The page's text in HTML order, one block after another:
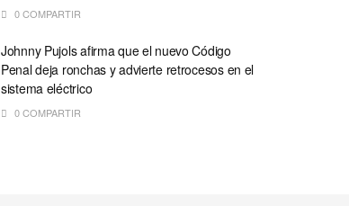
0 COMPARTIR
Johnny Pujols afirma que el nuevo Código
Penal deja ronchas y advierte retrocesos en el
sistema eléctrico
0 COMPARTIR